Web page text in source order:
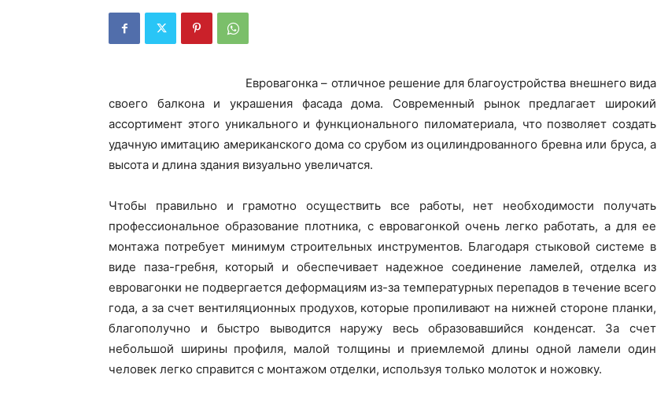
Евровагонка – отличное решение для благоустройства внешнего вида
своего балкона и украшения фасада дома. Современный рынок предлагает широкий
ассортимент этого уникального и функционального пиломатериала, что позволяет создать
удачную имитацию американского дома со срубом из оцилиндрованного бревна или бруса, а
высота и длина здания визуально увеличатся.
Чтобы правильно и грамотно осуществить все работы, нет необходимости получать
профессиональное образование плотника, с евровагонкой очень легко работать, а для ее
монтажа потребует минимум строительных инструментов. Благодаря стыковой системе в
виде паза-гребня, который и обеспечивает надежное соединение ламелей, отделка из
евровагонки не подвергается деформациям из-за температурных перепадов в течение всего
года, а за счет вентиляционных продухов, которые пропиливают на нижней стороне планки,
благополучно и быстро выводится наружу весь образовавшийся конденсат. За счет
небольшой ширины профиля, малой толщины и приемлемой длины одной ламели один
человек легко справится с монтажом отделки, используя только молоток и ножовку.